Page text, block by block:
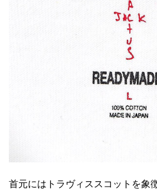
首元にはトラヴィススコットを象